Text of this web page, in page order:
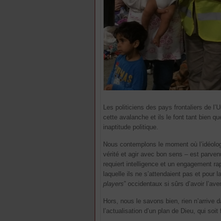
Les politiciens des pays frontaliers de
cette avalanche et ils le font tant bien
inaptitude politique.
Nous contemplons le moment où
vérité et agir avec bon sens – est
requiert intelligence et un engagement
laquelle ils ne s’attendaient pas et pour
players” occidentaux si sûrs d’avoir
Hors, nous le savons bien, rien n’arrive
l’actualisation d’un plan de Dieu, qui